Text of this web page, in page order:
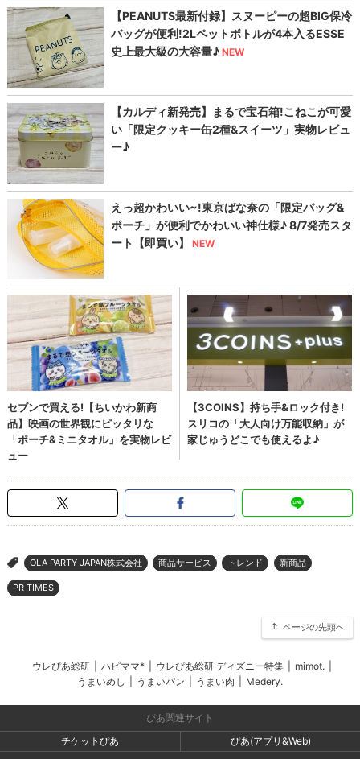
> OLA PARTY JAPAN株式会社 商品サービス トレンド 新商品
PR TIMES
ページの先頭へ
ウレぴあ総研 ハピママ* ウレぴあ総研 ディズニー特集 mimot.
うまいめし
うまいパン うまい肉 Medery.
ぴあ関連サイト
チケットぴあ
ぴあ(アプリ&Web)